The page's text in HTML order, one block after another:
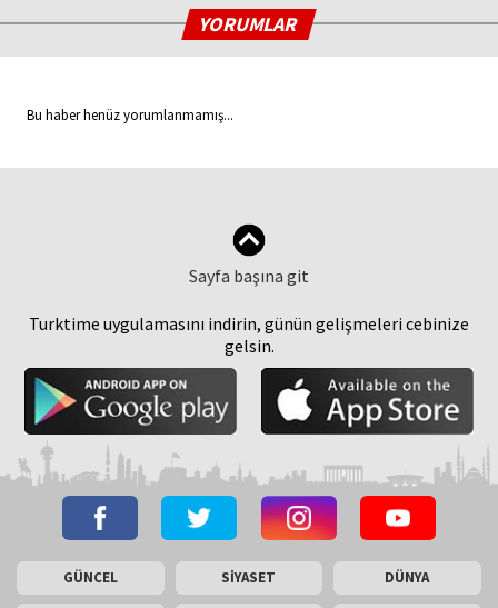
YORUMLAR
Bu haber henüz yorumlanmamış...
Sayfa başına git
Turktime uygulamasını indirin, günün gelişmeleri cebinize
gelsin.
GÜNCEL SİYASET DÜNYA